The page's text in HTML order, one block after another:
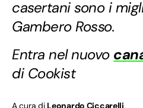
casertani sono i
Gambero Rosso.
Entra nel nuovo
di Cookist
A cura di Leonardo Ciccarelli